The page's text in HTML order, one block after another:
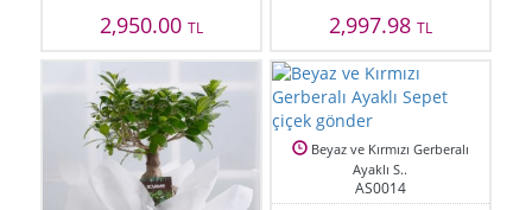
2,950.00TL 2,997.98 TL
Beyaz ve Kırmızı Gerberalı
Ayaklı S..
AS0014